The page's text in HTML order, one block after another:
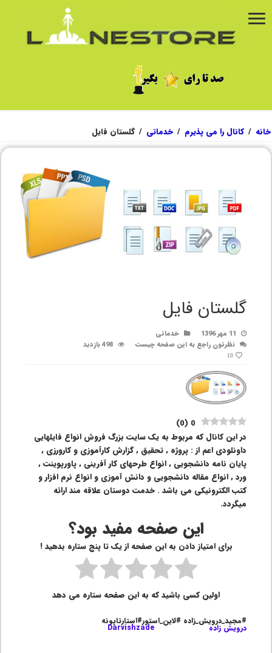
خانه / کانال را می پذیرم / خدماتی / گلستان فایل
گلستان فایل
11 مهر 1396
خدماتی
نظرتون راجع به این صفحه چیست
498 بازدید
10
0
(
0
)
در این کانال که مربوط به یک سایت بزرگ فروش انواع فایلهایی
داونلودی اعم از : پروژه , تحقیق , گزارش کارآموزی و کارورزی ,
پایان نامه دانشجویی , انواع طرحهای کار آفرینی , پاورپوینت ,
ورد , انواع مقاله دانشجویی و دانش آموزی و انواع نرم افزار و
کتب الکترونیکی می باشد . خدمت دوستان علاقه مند ارائه
میگردد.
این صفحه مفید بود؟
برای امتیاز دادن به این صفحه از یک تا پنج ستاره بدهید !
اولین کسی باشید که به این صفحه ستاره می دهد
#مجید_درویش_زاده #لاین_استور#استارتاپونه
درویش زاده Darvishzade